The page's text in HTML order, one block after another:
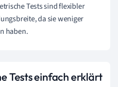
Tests sind flexibler
da sie weniger
haben.
Tests einfach erklärt